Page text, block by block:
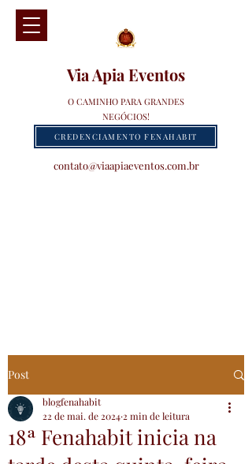
Via Apia Eventos
O CAMINHO PARA GRANDES
NEGÓCIOS!
contato@viaapiaeventos.com.br
CREDENCIAMENTO FENAHABIT
Post
18ª Fenahabit inicia na
blogfenahabit
22 de mai. de 2024 2 min de leitura